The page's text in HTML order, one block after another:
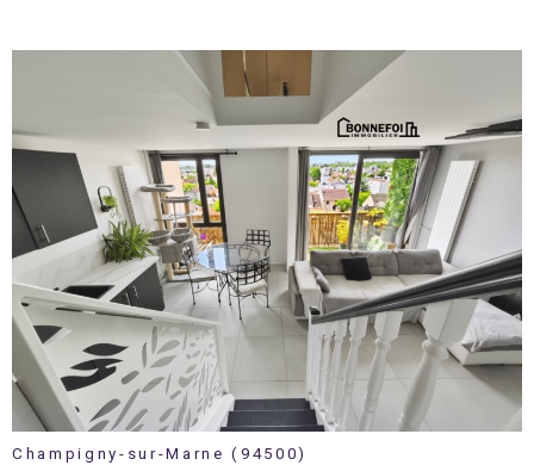
voir le
bien
Champigny-sur-Marne (94500)